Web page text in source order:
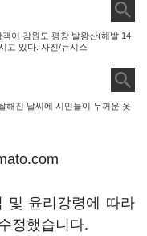
이 강원도 평창 발왕산(해발 14
고 있다. 사진/뉴시스
해진 날씨에 시민들이 두꺼운 옷
및 윤리강령에 따라
정했습니다.